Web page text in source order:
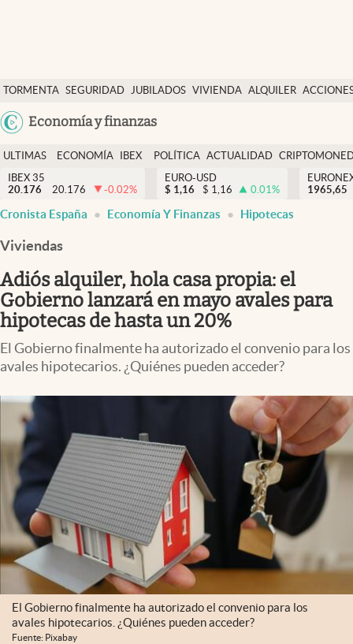
TORMENTA SEGURIDAD JUBILADOS VIVIENDA ALQUILER
USA
Colombia
Economía y finanzas
Economía y finanzas
Política
Actualidad
Criptomonedas
España
ULTIMAS
NOTICIAS
ECONOMÍA
FINANZAS
IBEX
EURO
POLÍTICA ACTUALIDAD
IBEX 35
20.176
20.176 -0.02%
EURO-USD
$ 1,16 $ 1,16 0.01%
1965,65
Cronista España Economía Y Finanzas Hipotecas
Viviendas
Adiós alquiler, hola casa propia: el
Gobierno lanzará en mayo avales para
hipotecas de hasta un 20%
El Gobierno finalmente ha autorizado el convenio para los
avales hipotecarios. ¿Quiénes pueden acceder?
El Gobierno finalmente ha autorizado el convenio para los
avales hipotecarios. ¿Quiénes pueden acceder?
Fuente: Pixabay